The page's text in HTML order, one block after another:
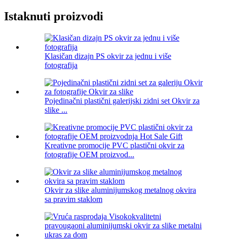
Istaknuti proizvodi
Klasičan dizajn PS okvir za jednu i više
fotografija
Pojedinačni plastični galerijski zidni set Okvir za
slike ...
Kreativne promocije PVC plastični okvir za
fotografije OEM proizvod...
Okvir za slike aluminijumskog metalnog okvira
sa pravim staklom